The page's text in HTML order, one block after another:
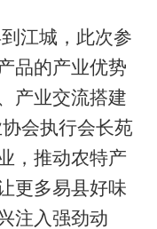
江城，此次参
品的产业优势
产业交流搭建
会执行会长苑
，推动农特产
更多易县好味
注入强劲动